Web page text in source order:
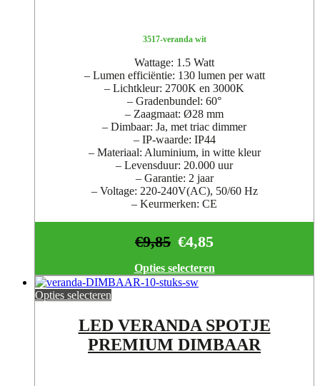
3517-veranda wit
Wattage: 1.5 Watt
– Lumen efficiëntie: 130 lumen per watt
– Lichtkleur: 2700K en 3000K
– Gradenbundel: 60°
– Zaagmaat: Ø28 mm
– Dimbaar: Ja, met triac dimmer
– IP-waarde: IP44
– Materiaal: Aluminium, in witte kleur
– Levensduur: 20.000 uur
– Garantie: 2 jaar
– Voltage: 220-240V(AC), 50/60 Hz
– Keurmerken: CE
€4,85
€9,85
Opties selecteren
Opties selecteren
LED VERANDA SPOTJE
PREMIUM DIMBAAR